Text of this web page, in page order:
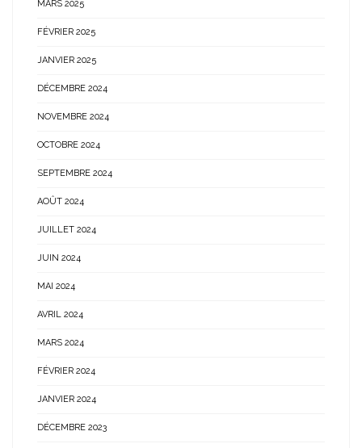
MARS 2025
FÉVRIER 2025
JANVIER 2025
DÉCEMBRE 2024
NOVEMBRE 2024
OCTOBRE 2024
SEPTEMBRE 2024
AOÛT 2024
JUILLET 2024
JUIN 2024
MAI 2024
AVRIL 2024
MARS 2024
FÉVRIER 2024
JANVIER 2024
DÉCEMBRE 2023